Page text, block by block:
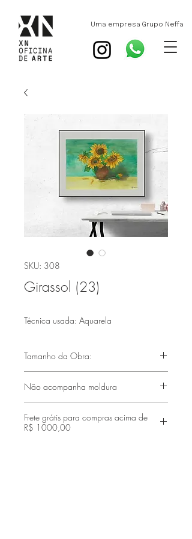
Uma empresa Grupo Neffa
SKU: 308
Girassol (23)
Técnica usada: Aquarela
Tamanho da Obra:
Não acompanha moldura
Frete grátis para compras acima de
R$ 1000,00